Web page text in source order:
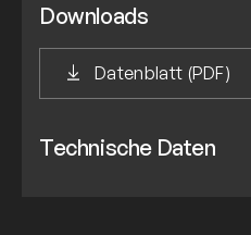
Downloads
Datenblatt (PDF)
Technische Daten